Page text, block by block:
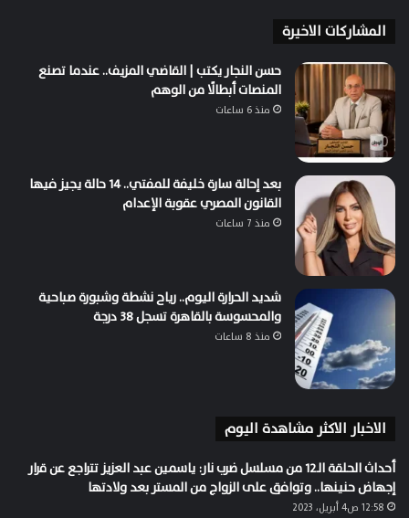
المشاركات الاخيرة
حسن النجار يكتب | القاضي المزيف.. عندما تصنع
المنصات أبطالًا من الوهم
منذ 6 ساعات
بعد إحالة سارة خليفة للمفتي.. 14 حالة يجيز فيها
القانون المصري عقوبة الإعدام
منذ 7 ساعات
شديد الحرارة اليوم.. رياح نشطة وشبورة صباحية
والمحسوسة بالقاهرة تسجل 38 درجة
منذ 8 ساعات
الاخبار الاكثر مشاهدة اليوم
أحداث الحلقة الـ12 من مسلسل ضرب نار: ياسمين عبد العزيز تتراجع عن قرار
إجهاض حنينها.. وتوافق على الزواج من المستر بعد ولادتها
12:58 ص4 أبريل، 2023